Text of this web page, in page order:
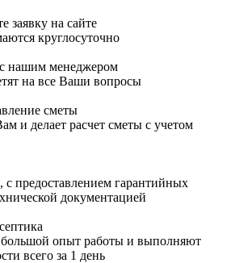
заявку на сайте
круглосуточно
с нашим менеджером
на все Ваши вопросы
сметы
и делает расчет сметы с учетом
с предоставлением гарантийных
документацией
опыт работы и выполняют
всего за 1 день